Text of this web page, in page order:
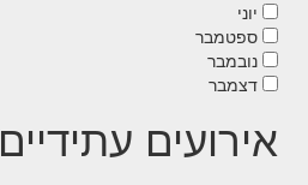
יוני
ספטמבר
נובמבר
דצמבר
אירועים עתידיים